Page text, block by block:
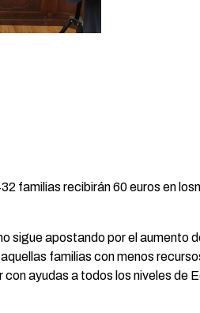
familias recibirán 60 euros en
sigue apostando por el aumento
familias con menos
con ayudas a todos los niveles de